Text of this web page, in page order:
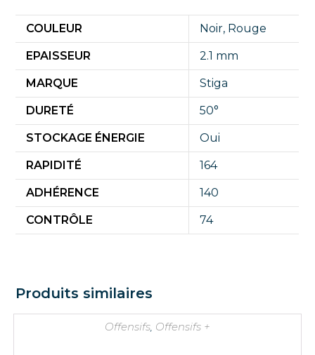
COULEUR Noir, Rouge
EPAISSEUR 2.1 mm
MARQUE Stiga
DURETÉ 50°
STOCKAGE ÉNERGIE Oui
RAPIDITÉ 164
ADHÉRENCE 140
CONTRÔLE 74
Produits similaires
Offensifs Offensifs +